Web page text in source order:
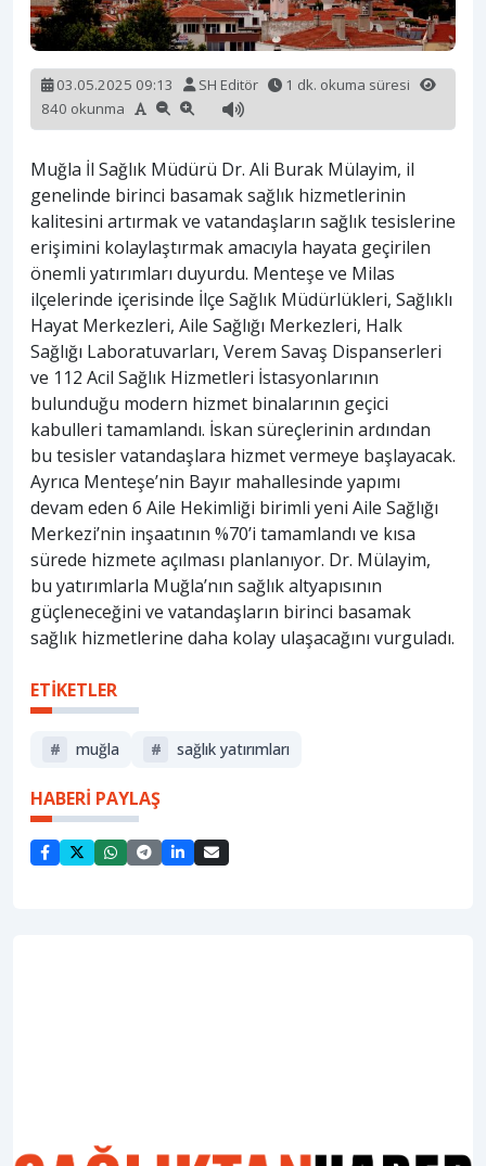
03.05.2025 09:13 SH Editör
1 dk. okuma süresi
840 okunma
Muğla İl Sağlık Müdürü Dr. Ali Burak Mülayim, il
genelinde birinci basamak sağlık hizmetlerinin
kalitesini artırmak ve vatandaşların sağlık tesislerine
erişimini kolaylaştırmak amacıyla hayata geçirilen
önemli yatırımları duyurdu. Menteşe ve Milas
ilçelerinde içerisinde İlçe Sağlık Müdürlükleri, Sağlıklı
Hayat Merkezleri, Aile Sağlığı Merkezleri, Halk
Sağlığı Laboratuvarları, Verem Savaş Dispanserleri
ve 112 Acil Sağlık Hizmetleri İstasyonlarının
bulunduğu modern hizmet binalarının geçici
kabulleri tamamlandı. İskan süreçlerinin ardından
bu tesisler vatandaşlara hizmet vermeye başlayacak.
Ayrıca Menteşe’nin Bayır mahallesinde yapımı
devam eden 6 Aile Hekimliği birimli yeni Aile Sağlığı
Merkezi’nin inşaatının %70’i tamamlandı ve kısa
sürede hizmete açılması planlanıyor. Dr. Mülayim,
bu yatırımlarla Muğla’nın sağlık altyapısının
güçleneceğini ve vatandaşların birinci basamak
sağlık hizmetlerine daha kolay ulaşacağını vurguladı.
ETİKETLER
# muğla # sağlık yatırımları
HABERİ PAYLAŞ